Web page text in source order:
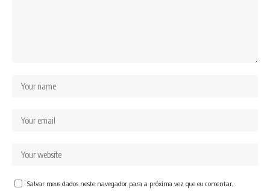
Salvar meus dados neste navegador para a próxima vez que eu comentar.